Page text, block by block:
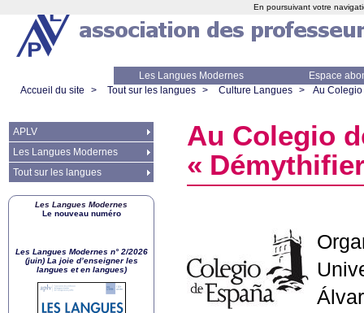
Les Langues Modernes
Espace
Accueil du site
> Tout sur les langues > Culture Langues > Au Colegio
Au Colegio
«
APLV
Les Langues Modernes
Tout sur les langues
Les Langues Modernes
Le nouveau numéro
Les Langues Modernes n° 2/2026
(juin) La joie d’enseigner les
langues et en langues)
En poursuivant votre